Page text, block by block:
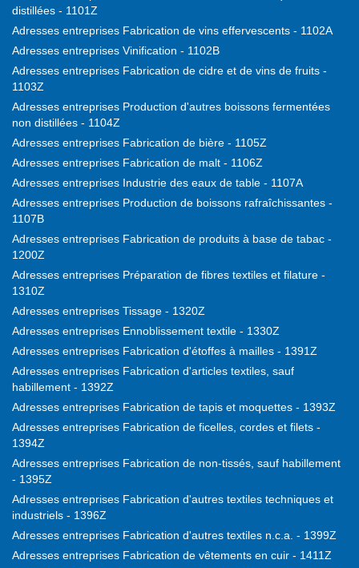
distillées - 1101Z
Adresses entreprises Fabrication de vins effervescents - 1102A
Adresses entreprises Vinification - 1102B
Adresses entreprises Fabrication de cidre et de vins de fruits -
1103Z
Adresses entreprises Production d'autres boissons fermentées
non distillées - 1104Z
Adresses entreprises Fabrication de bière - 1105Z
Adresses entreprises Fabrication de malt - 1106Z
Adresses entreprises Industrie des eaux de table - 1107A
Adresses entreprises Production de boissons rafraîchissantes -
1107B
Adresses entreprises Fabrication de produits à base de tabac -
1200Z
Adresses entreprises Préparation de fibres textiles et filature -
1310Z
Adresses entreprises Tissage - 1320Z
Adresses entreprises Ennoblissement textile - 1330Z
Adresses entreprises Fabrication d'étoffes à mailles - 1391Z
Adresses entreprises Fabrication d'articles textiles, sauf
habillement - 1392Z
Adresses entreprises Fabrication de tapis et moquettes - 1393Z
Adresses entreprises Fabrication de ficelles, cordes et filets -
1394Z
Adresses entreprises Fabrication de non-tissés, sauf habillement
- 1395Z
Adresses entreprises Fabrication d'autres textiles techniques et
industriels - 1396Z
Adresses entreprises Fabrication d'autres textiles n.c.a. - 1399Z
Adresses entreprises Fabrication de vêtements en cuir - 1411Z